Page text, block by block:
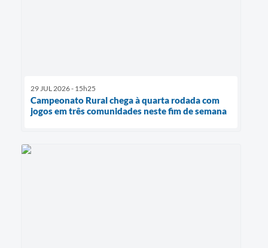
29 JUL 2026 - 15h25
Campeonato Rural chega à quarta rodada com
jogos em três comunidades neste fim de semana